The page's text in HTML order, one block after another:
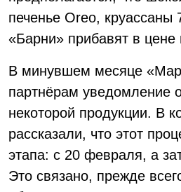
печенье Oreo,
«Барни» прибавят в цене
В минувшем месяце
партнёрам уведомление
некоторой продукции. В
рассказали, что этот
этапа: с 20 февраля, а
Это связано, прежде